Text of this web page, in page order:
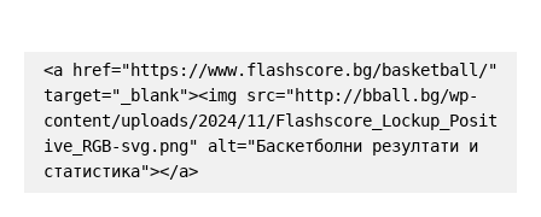
<a href="https://www.flashscore.bg/basketball/"
target="_blank"><img src="http://bball.bg/wp-
content/uploads/2024/11/Flashscore_Lockup_Posit
ive_RGB-svg.png" alt="Баскетболни резултати и
статистика"></a>